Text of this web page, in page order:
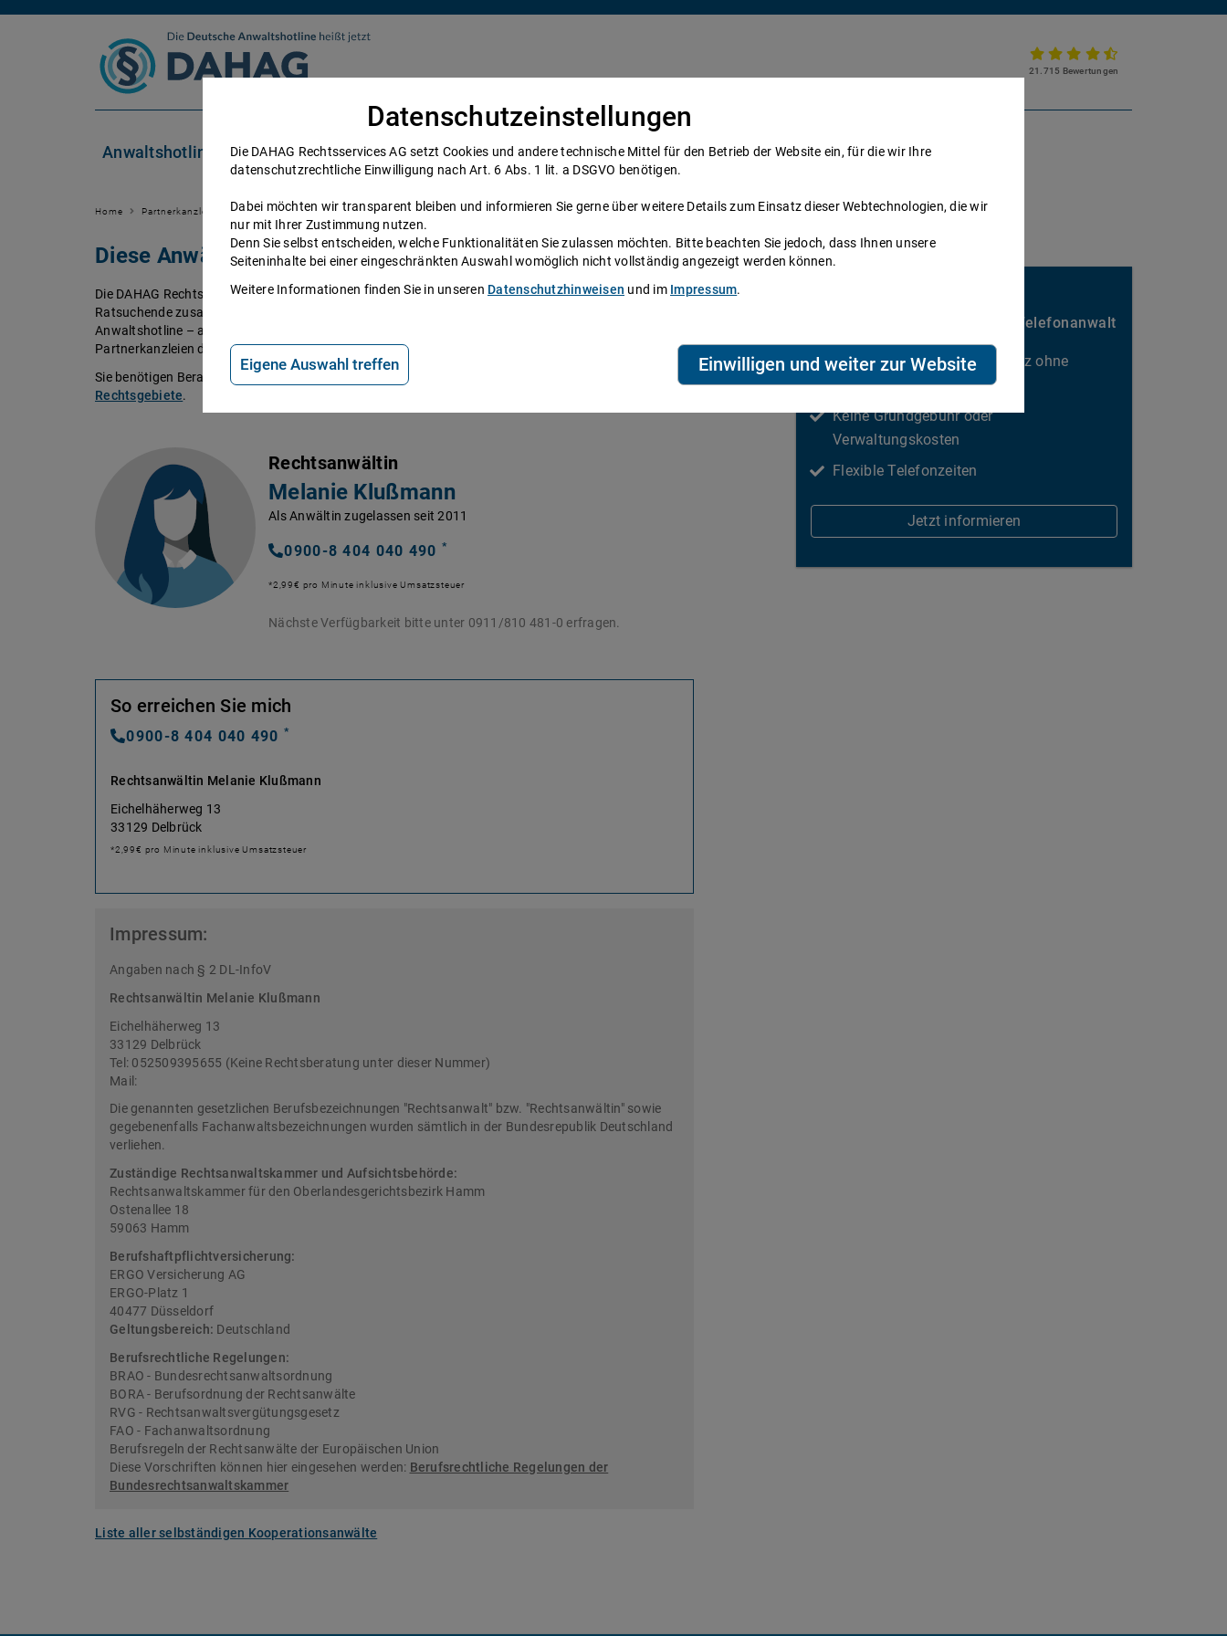
21.715 Bewertungen
Anwaltshotline Rechtsgebiete Über uns Anwälte Telefonanwalt werden Partnerkanzlei werden
Home Partnerkanzleien
Diese Anwälte beraten Sie gerne
Die DAHAG Rechtsservices AG stellt ein technisches System zur Verfügung, das Anwälte und
Ratsuchende zusammen bringt. Über 350 Partnerkanzleien aus ganz Deutschland beraten Sie über die
Anwaltshotline – an 365 Tagen im Jahr. Während ihrer Telefonzeiten erreichen Sie die
Partnerkanzleien der DAHAG Rechtsservices AG über ihre persönliche Durchwahl.
Sie benötigen Beratung in einem bestimmten Rechtsgebiet? Dann finden Sie alle Nummern hier:
Rechtsgebiete.
Rechtsanwältin
Melanie Klußmann
Als Anwältin zugelassen seit 2011
0900-8 404 040 490 *
*2,99€ pro Minute inklusive Umsatzsteuer
Nächste Verfügbarkeit bitte unter 0911/810 481-0 erfragen.
So erreichen Sie mich
0900-8 404 040 490 *
Rechtsanwältin Melanie Klußmann
Eichelhäherweg 13
33129 Delbrück
*2,99€ pro Minute inklusive Umsatzsteuer
Impressum:
Angaben nach § 2 DL-InfoV
Rechtsanwältin Melanie Klußmann
Eichelhäherweg 13
33129 Delbrück
Tel: 052509395655 (Keine Rechtsberatung unter dieser Nummer)
Mail:
Die genannten gesetzlichen Berufsbezeichnungen "Rechtsanwalt" bzw. "Rechtsanwältin" sowie
gegebenenfalls Fachanwaltsbezeichnungen wurden sämtlich in der Bundesrepublik Deutschland
verliehen.
Zuständige Rechtsanwaltskammer und Aufsichtsbehörde:
Rechtsanwaltskammer für den Oberlandesgerichtsbezirk Hamm
Ostenallee 18
59063 Hamm
Berufshaftpflichtversicherung:
ERGO Versicherung AG
ERGO-Platz 1
40477 Düsseldorf
Geltungsbereich: Deutschland
Berufsrechtliche Regelungen:
BRAO - Bundesrechtsanwaltsordnung
BORA - Berufsordnung der Rechtsanwälte
RVG - Rechtsanwaltsvergütungsgesetz
FAO - Fachanwaltsordnung
Berufsregeln der Rechtsanwälte der Europäischen Union
Diese Vorschriften können hier eingesehen werden: Berufsrechtliche Regelungen der
Bundesrechtsanwaltskammer
Liste aller selbständigen Kooperationsanwälte
Nebenbei Geld verdienen als Telefonanwalt
Kalkulierbarer Honorarumsatz ohne
Ausfallrisiko
Keine Grundgebühr oder
Verwaltungskosten
Flexible Telefonzeiten
Jetzt informieren
Datenschutzeinstellungen
Die DAHAG Rechtsservices AG setzt Cookies und andere technische Mittel für den Betrieb der Website ein, für die wir Ihre
datenschutzrechtliche Einwilligung nach Art. 6 Abs. 1 lit. a DSGVO benötigen.
Dabei möchten wir transparent bleiben und informieren Sie gerne über weitere Details zum Einsatz dieser Webtechnologien, die wir
nur mit Ihrer Zustimmung nutzen.
Denn Sie selbst entscheiden, welche Funktionalitäten Sie zulassen möchten. Bitte beachten Sie jedoch, dass Ihnen unsere
Seiteninhalte bei einer eingeschränkten Auswahl womöglich nicht vollständig angezeigt werden können.
Weitere Informationen finden Sie in unseren Datenschutzhinweisen und im Impressum.
Eigene Auswahl treffen Einwilligen und weiter zur Website